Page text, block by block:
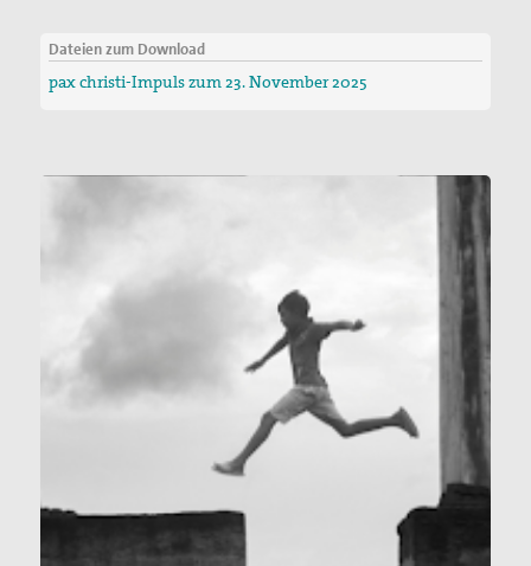
Dateien zum Download
pax christi-Impuls zum 23. November 2025